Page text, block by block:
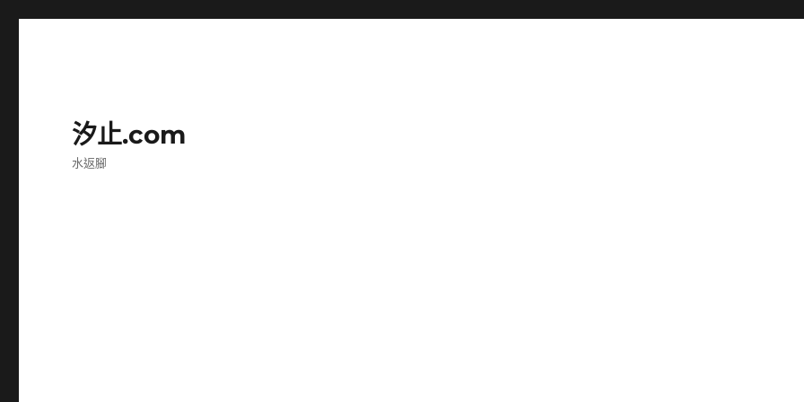
汐止.com
水返腳